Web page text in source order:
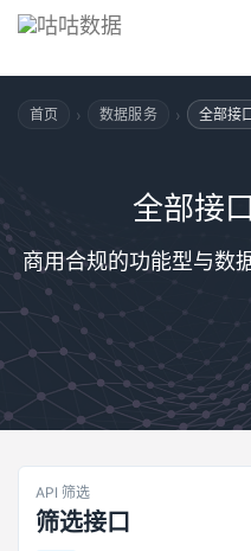
首页 › 数据服务 › 全部接
全部接口
商用合规的功能型与数
API 筛选
筛选接口